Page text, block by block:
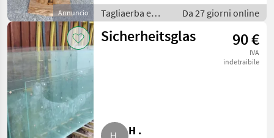
Annuncio
Tagliaerba e
macchine da
giardinaggio /
Da 27 giorni online
Sicherheitsglas 90 €
IVA
indetraibile
H .